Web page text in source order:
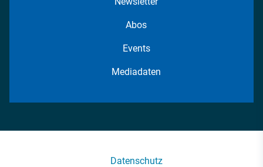
Abos
Events
Mediadaten
Datenschutz